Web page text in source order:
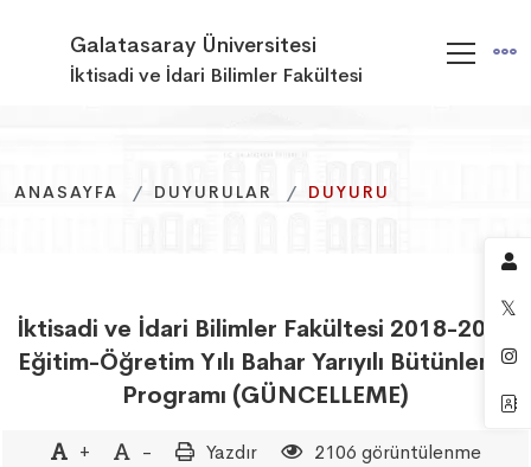
Galatasaray Üniversitesi
İktisadi ve İdari Bilimler Fakültesi
ANASAYFA DUYURULAR DUYURU
ANASAYFA DUYURULAR DUYURU
ANASAYFA DUYURULAR DUYURU
İktisadi ve İdari Bilimler Fakültesi 2018-2019
Eğitim-Öğretim Yılı Bahar Yarıyılı Bütünleme
Programı (GÜNCELLEME)
+ - Yazdır 2106 görüntülenme